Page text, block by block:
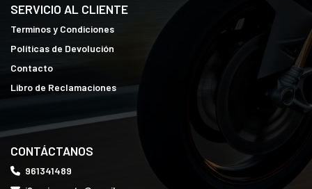
SERVICIO AL CLIENTE
Terminos y Condiciones
Políticas de Devolución
Contacto
Libro de Reclamaciones
CONTÁCTANOS
961341489